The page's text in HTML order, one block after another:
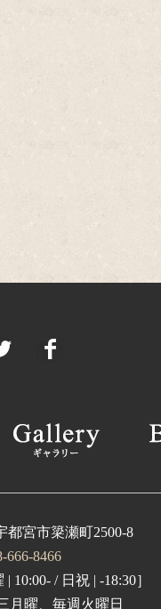
宮市簗瀬町2500-8
666-8466
10:00- / 日祝 | -18:30］
月曜、毎週火曜日